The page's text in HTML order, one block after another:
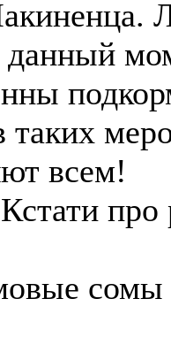
данный
всем!
сомы